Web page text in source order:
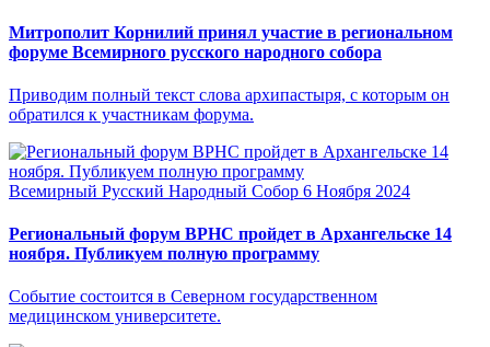
Митрополит Корнилий принял участие в региональном
форуме Всемирного русского народного собора
Приводим полный текст слова архипастыря, с которым он
обратился к участникам форума.
Всемирный Русский Народный Собор 6 Ноября 2024
Региональный форум ВРНС пройдет в Архангельске 14
ноября. Публикуем полную программу
Событие состоится в Северном государственном
медицинском университете.